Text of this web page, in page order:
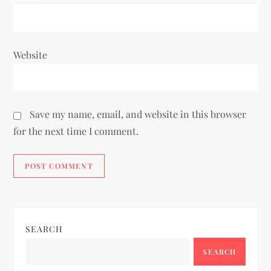
Website
Save my name, email, and website in this browser
for the next time I comment.
SEARCH
SEARCH